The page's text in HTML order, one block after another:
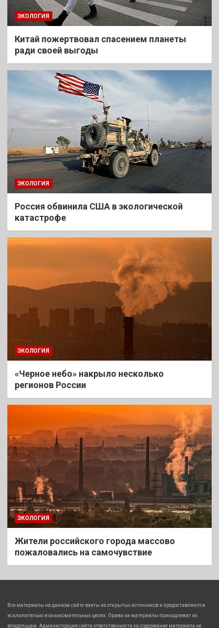
ЭКОЛОГИЯ
Китай пожертвовал спасением планеты
ради своей выгоды
ЭКОЛОГИЯ
Россия обвинила США в экологической
катастрофе
ЭКОЛОГИЯ
«Черное небо» накрыло несколько
регионов России
ЭКОЛОГИЯ
Жители российского города массово
пожаловались на самочувствие
Все материалы на данном сайте взяты из открытых источников и предоставляются
исключительно в ознакомительных целях. Права на материалы принадлежат их
владельцам. Администрация сайта ответственности за содержание материала не